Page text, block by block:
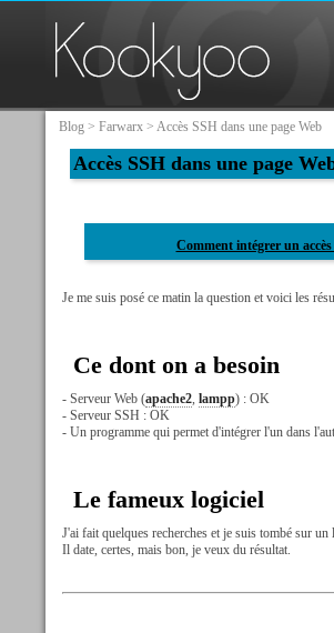
Blog > Farwarx > Accès SSH dans une page Web
Accès SSH dans une page
Comment intégrer un accès
Je me suis posé ce matin la question et voici les
Ce dont on a besoin
- Serveur Web (apache2, lampp) : OK
- Serveur SSH : OK
- Un programme qui permet d'intégrer l'un dans
Le fameux logiciel
J'ai fait quelques recherches et je suis tombé sur
Il date, certes, mais bon, je veux du résultat.